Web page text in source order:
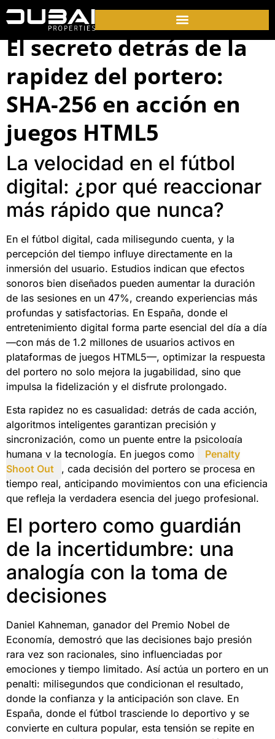
El secreto detrás de la
rapidez del portero:
SHA-256 en acción en
juegos HTML5
La velocidad en el fútbol
digital: ¿por qué reaccionar
más rápido que nunca?
En el fútbol digital, cada milisegundo cuenta, y la
percepción del tiempo influye directamente en la
inmersión del usuario. Estudios indican que efectos
sonoros bien diseñados pueden aumentar la duración
de las sesiones en un 47%, creando experiencias más
profundas y satisfactorias. En España, donde el
entretenimiento digital forma parte esencial del día a día
—con más de 1.2 millones de usuarios activos en
plataformas de juegos HTML5—, optimizar la respuesta
del portero no solo mejora la jugabilidad, sino que
impulsa la fidelización y el disfrute prolongado.
Esta rapidez no es casualidad: detrás de cada acción,
algoritmos inteligentes garantizan precisión y
sincronización, como un puente entre la psicología
humana y la tecnología. En juegos como
Penalty
Shoot Out
, cada decisión del portero se procesa en
tiempo real, anticipando movimientos con una eficiencia
que refleja la verdadera esencia del juego profesional.
El portero como guardián
de la incertidumbre: una
analogía con la toma de
decisiones
Daniel Kahneman, ganador del Premio Nobel de
Economía, demostró que las decisiones bajo presión
rara vez son racionales, sino influenciadas por
emociones y tiempo limitado. Así actúa un portero en un
penalti: milisegundos que condicionan el resultado,
donde la confianza y la anticipación son clave. En
España, donde el fútbol trasciende lo deportivo y se
convierte en cultura popular, esta tensión se repite en